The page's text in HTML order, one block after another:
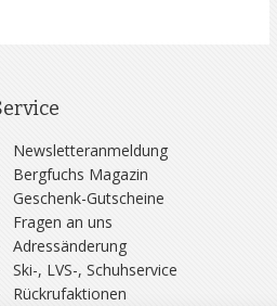
Newsletteranmeldung
Bergfuchs Magazin
Geschenk-Gutscheine
Fragen an uns
Adressänderung
Ski-, LVS-, Schuhservice
Rückrufaktionen